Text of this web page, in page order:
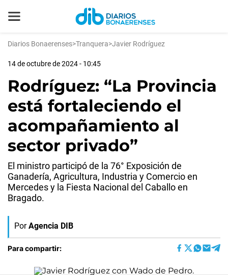
Diarios Bonaerenses>Tranquera>Javier Rodríguez
14 de octubre de 2024 - 10:45
Rodríguez: “La Provincia
está fortaleciendo el
acompañamiento al
sector privado”
El ministro participó de la 76° Exposición de
Ganadería, Agricultura, Industria y Comercio en
Mercedes y la Fiesta Nacional del Caballo en
Bragado.
Por Agencia DIB
Para compartir: